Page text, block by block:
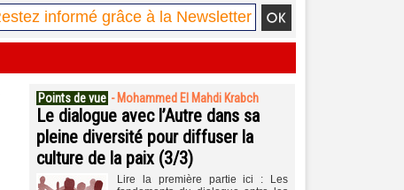
Points de vue - Mohammed El Mahdi Krabch
Le dialogue avec l’Autre dans sa
pleine diversité pour diffuser la
culture de la paix (3/3)
Lire la première partie ici : Les